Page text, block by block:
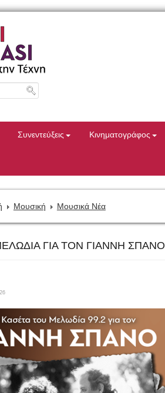
Συνεντεύξεις Κινηματογράφος
Μουσική Μουσικά Νέα
ΓΙΑ ΤΟΝ ΓΙΑΝΝΗ ΣΠΑΝΟ